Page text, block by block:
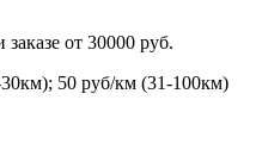
от 30000 руб.
50 руб/км (31-100км)